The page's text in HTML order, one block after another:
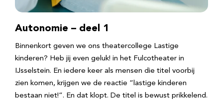
Autonomie – deel 1
Binnenkort geven we ons theatercollege Lastige
kinderen? Heb jij even geluk! in het Fulcotheater in
IJsselstein. En iedere keer als mensen die titel voorbij
zien komen, krijgen we de reactie “lastige kinderen
bestaan niet!”. En dat klopt. De titel is bewust prikkelend.